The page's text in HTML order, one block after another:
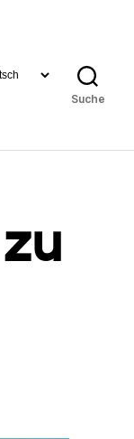
Suche